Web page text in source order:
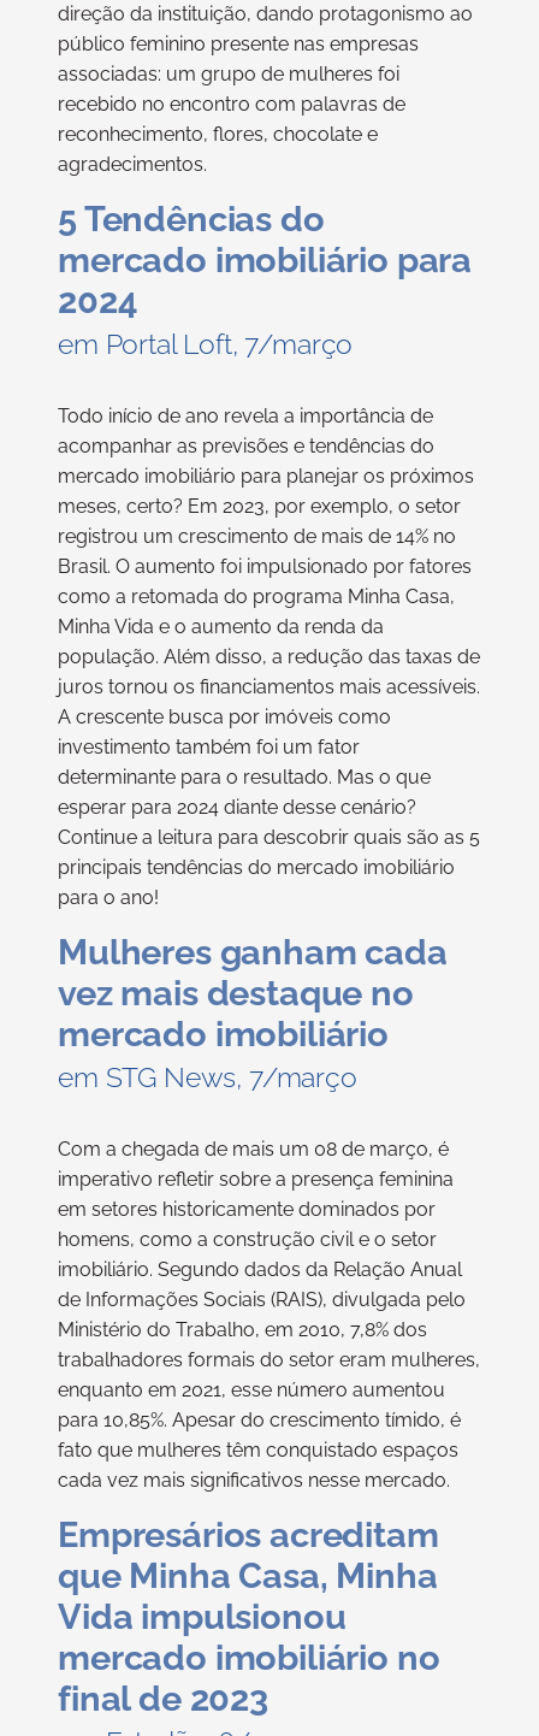
direção da instituição, dando protagonismo ao
público feminino presente nas empresas
associadas: um grupo de mulheres foi
recebido no encontro com palavras de
reconhecimento, flores, chocolate e
agradecimentos.
5 Tendências do
mercado imobiliário para
2024
em Portal Loft, 7/março
Todo início de ano revela a importância de
acompanhar as previsões e tendências do
mercado imobiliário para planejar os próximos
meses, certo? Em 2023, por exemplo, o setor
registrou um crescimento de mais de 14% no
Brasil. O aumento foi impulsionado por fatores
como a retomada do programa Minha Casa,
Minha Vida e o aumento da renda da
população. Além disso, a redução das taxas de
juros tornou os financiamentos mais acessíveis.
A crescente busca por imóveis como
investimento também foi um fator
determinante para o resultado. Mas o que
esperar para 2024 diante desse cenário?
Continue a leitura para descobrir quais são as 5
principais tendências do mercado imobiliário
para o ano!
Mulheres ganham cada
vez mais destaque no
mercado imobiliário
em STG News, 7/março
Com a chegada de mais um 08 de março, é
imperativo refletir sobre a presença feminina
em setores historicamente dominados por
homens, como a construção civil e o setor
imobiliário. Segundo dados da Relação Anual
de Informações Sociais (RAIS), divulgada pelo
Ministério do Trabalho, em 2010, 7,8% dos
trabalhadores formais do setor eram mulheres,
enquanto em 2021, esse número aumentou
para 10,85%. Apesar do crescimento tímido, é
fato que mulheres têm conquistado espaços
cada vez mais significativos nesse mercado.
Empresários acreditam
que Minha Casa, Minha
Vida impulsionou
mercado imobiliário no
final de 2023